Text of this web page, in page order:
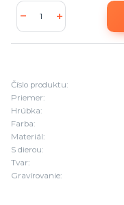
Číslo produktu:
Priemer:
Hrúbka:
Farba:
Materiál:
S dierou:
Tvar:
Gravírovanie: